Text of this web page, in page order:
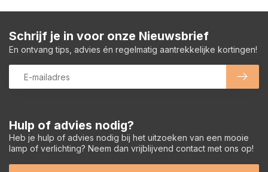
Hulp of advies nodig?
Heb je hulp of advies nodig bij het uitzoeken van een mooie
lamp of verlichting? Neem dan vrijblijvend contact met ons op!
Schrijf je in voor onze Nieuwsbrief
En ontvang tips, advies én regelmatig aantrekkelijke kortingen!